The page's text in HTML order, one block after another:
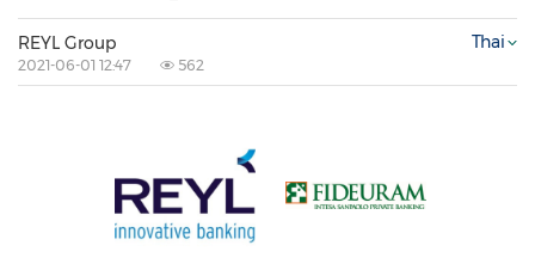
REYL Group
2021-06-01 12:47 562
Thai